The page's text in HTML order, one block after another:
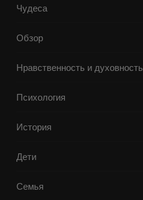
Чудеса
Обзор
Нравственность и духовность
Психология
История
Дети
Семья